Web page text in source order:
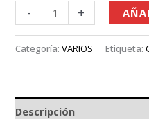
- +
Categoría:VARIOS Etiqueta:
Descripción